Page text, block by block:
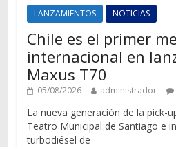
LANZAMIENTOS NOTICIAS
Chile es el primer
internacional en
Maxus T70
05/08/2026 administrador
La nueva generación de la pick-
Teatro Municipal de Santiago e
turbodiésel de